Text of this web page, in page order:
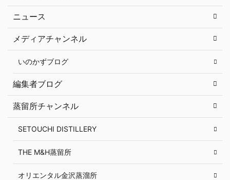
ニュース
メディアチャンネル
いのかずブログ
編集者ブログ
蒸留所チャンネル
SETOUCHI DISTILLERY
THE M&H蒸留所
オリエンタル金沢蒸溜所